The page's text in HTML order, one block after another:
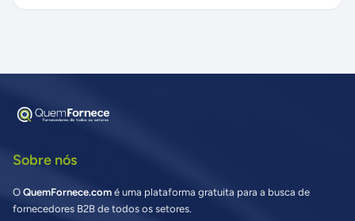
Sobre nós
O QuemFornece.com é uma plataforma gratuita para a busca de
fornecedores B2B de todos os setores.